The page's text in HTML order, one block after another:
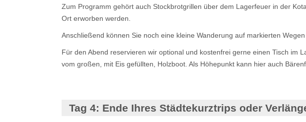
Zum Programm gehört auch Stockbrotgrillen über dem Lagerfeuer in der
Ort erworben werden.
Anschließend können Sie noch eine kleine Wanderung auf markierten
Für den Abend reservieren wir optional und kostenfrei gerne einen Tisch im
vom großen, mit Eis gefüllten, Holzboot. Als Höhepunkt kann hier auch
Tag 4: Ende Ihres Städtekurztrips oder